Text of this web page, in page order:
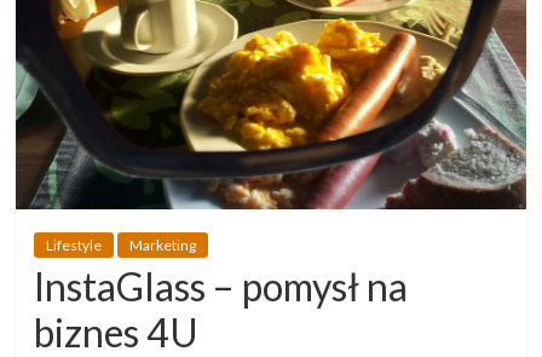
Lifestyle Marketing
InstaGlass – pomysł na
biznes 4U